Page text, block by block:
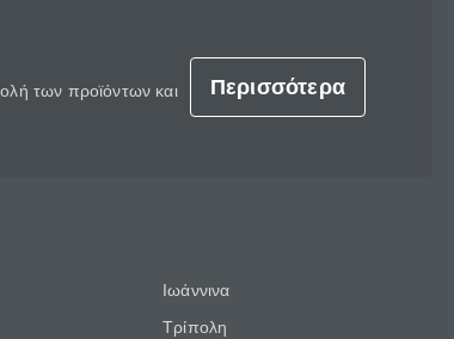
των προϊόντων και
Περισσότερα
Ιωάννινα
Τρίπολη